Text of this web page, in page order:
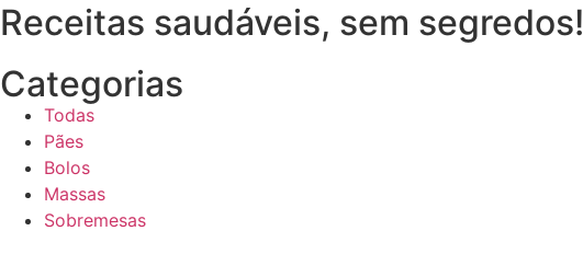
Receitas saudáveis, sem segredos!
Categorias
Todas
Pães
Bolos
Massas
Sobremesas